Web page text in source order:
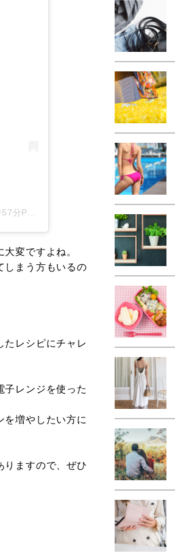
PDT
変ですよね。
しまう方もいるの
たレシピにチャレ
子レンジを使った
を増やしたい方に
りますので、ぜひ